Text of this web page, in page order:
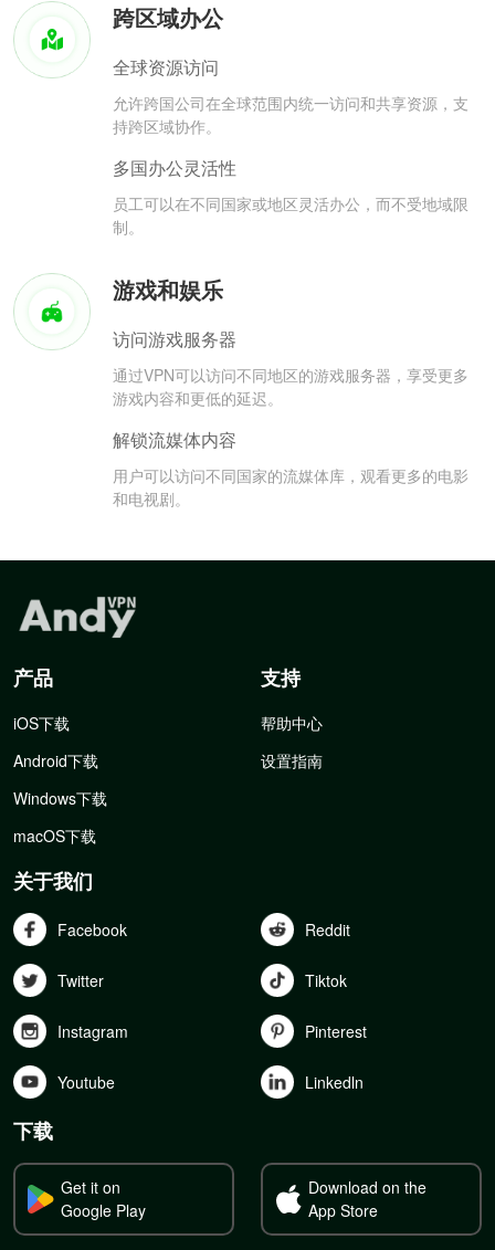
跨区域办公
全球资源访问
允许跨国公司在全球范围内统一访问和共享资源，支
持跨区域协作。
多国办公灵活性
员工可以在不同国家或地区灵活办公，而不受地域限
制。
游戏和娱乐
访问游戏服务器
通过VPN可以访问不同地区的游戏服务器，享受更多
游戏内容和更低的延迟。
解锁流媒体内容
用户可以访问不同国家的流媒体库，观看更多的电影
和电视剧。
产品
iOS下载
Android下载
Windows下载
macOS下载
支持
帮助中心
设置指南
关于我们
Facebook Reddit
Twitter Tiktok
Instagram Pinterest
Youtube Linkedln
下载
Get it on
Google Play
Download on the
App Store